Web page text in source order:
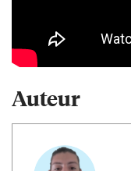
Auteur